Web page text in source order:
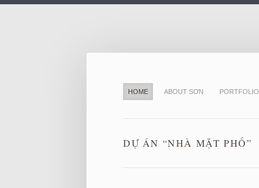
HOME ABOUT SƠN PORTFOLIO
DỰ ÁN “NHÀ MẶT PHỐ”